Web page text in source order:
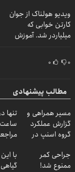
ویدیو هولناک از جوان
کارتن خوابی که
میلیاردر شد. آموزش
۰ ۰
مطالب پیشنهادی
مسیر همراهی و
گزارش عملکرد
گروه اسنپ در
تنها
ساعت
جراحی کمر
ممنوع شد!
با